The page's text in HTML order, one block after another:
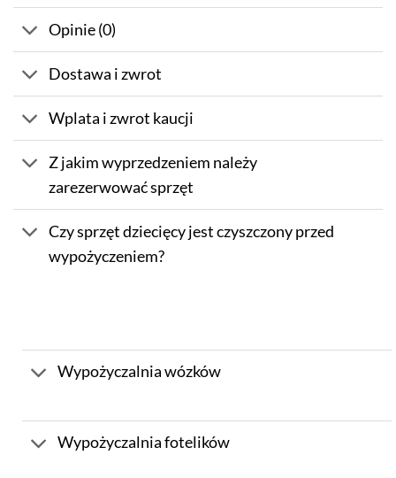
Opinie (0)
Dostawa i zwrot
Wplata i zwrot kaucji
Z jakim wyprzedzeniem należy
zarezerwować sprzęt
Czy sprzęt dziecięcy jest czyszczony przed
wypożyczeniem?
Wypożyczalnia wózków
Wypożyczalnia fotelików